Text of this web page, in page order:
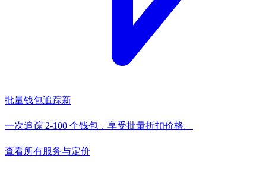
批量钱包追踪新
一次追踪 2-100 个钱包，享受批量折扣价格。
查看所有服务与定价